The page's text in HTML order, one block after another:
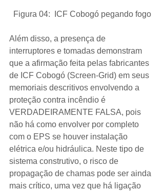
Figura 04:  ICF Cobogó pegando fogo
Além disso, a presença de
interruptores e tomadas demonstram
que a afirmação feita pelas fabricantes
de ICF Cobogó (Screen-Grid) em seus
memoriais descritivos envolvendo a
proteção contra incêndio é
VERDADEIRAMENTE FALSA, pois
não há como envolver por completo
com o EPS se houver instalação
elétrica e/ou hidráulica. Neste tipo de
sistema construtivo, o risco de
propagação de chamas pode ser ainda
mais crítico, uma vez que há ligação